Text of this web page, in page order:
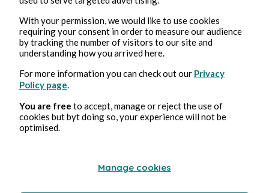
Développement personnel
With your permission, we would like to use cookies
requiring your consent in order to measure our audience
by tracking the number of visitors to our site and
understanding how you arrived here.
For more information you can check out our Privacy
Policy page
You are free to accept, manage or reject the use of
cookies but byt doing so, your experience will not be
optimised.
Manage cookies